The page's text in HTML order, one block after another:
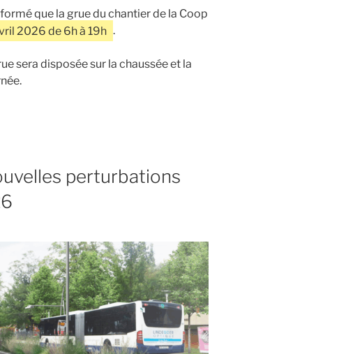
que la grue du chantier de la Coop
2026 de 6h à 19h .
sera disposée sur la chaussée et la
perturbations